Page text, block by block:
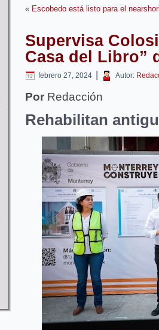
« Escobedo está listo para el
Supervisa
Casa del Libro”
febrero 27, 2024 | Autor:
Por Redacción
Rehabilitan